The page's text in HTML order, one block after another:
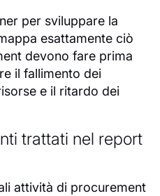
per sviluppare la
esattamente ciò
devono fare prima
il fallimento dei
e il ritardo dei
trattati nel report
attività di procurement